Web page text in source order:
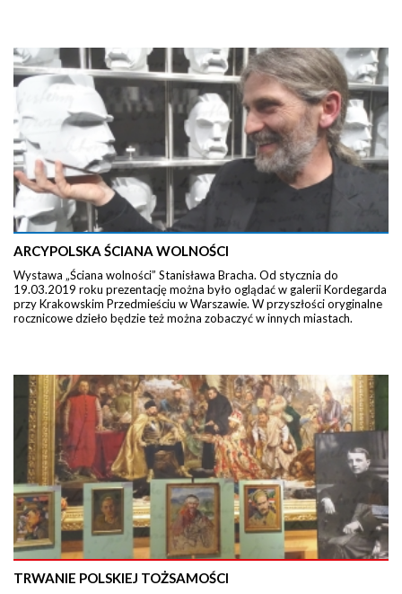
ARCYPOLSKA ŚCIANA WOLNOŚCI
Wystawa „Ściana wolności” Stanisława Bracha. Od stycznia do
19.03.2019 roku prezentację można było oglądać w galerii Kordegarda
przy Krakowskim Przedmieściu w Warszawie. W przyszłości oryginalne
rocznicowe dzieło będzie też można zobaczyć w innych miastach.
TRWANIE POLSKIEJ TOŻSAMOŚCI